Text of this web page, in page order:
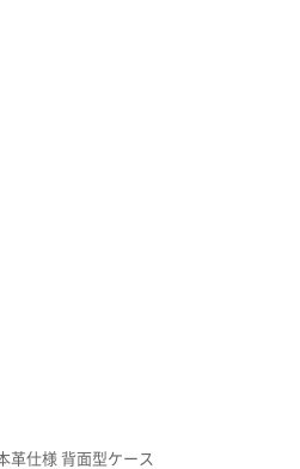
革仕様 背面型ケース